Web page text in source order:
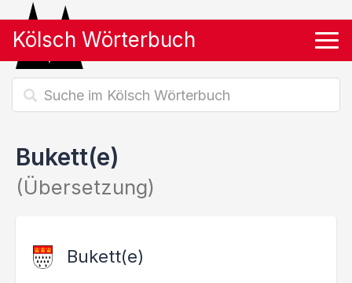
Kölsch Wörterbuch
Bukett(e)
(Übersetzung)
Bukett(e)